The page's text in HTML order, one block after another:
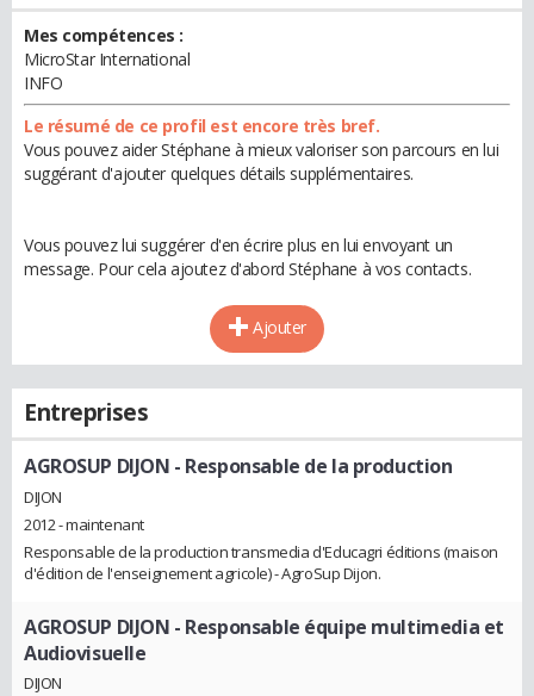
Mes compétences :
MicroStar International
INFO
Le résumé de ce profil est encore très bref.
Vous pouvez aider Stéphane à mieux valoriser son parcours en lui
suggérant d'ajouter quelques détails supplémentaires.
Vous pouvez lui suggérer d'en écrire plus en lui envoyant un
message. Pour cela ajoutez d'abord Stéphane à vos contacts.
Ajouter
Entreprises
AGROSUP DIJON - Responsable de la production
DIJON
2012 - maintenant
Responsable de la production transmedia d'Educagri éditions (maison
d'édition de l'enseignement agricole) - AgroSup Dijon.
AGROSUP DIJON - Responsable équipe multimedia et
Audiovisuelle
DIJON